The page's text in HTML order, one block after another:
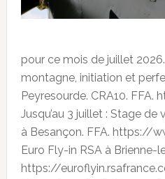
pour ce mois de juillet
montagne, initiation et
Peyresourde. CRA10.
Jusqu’au 3 juillet : Stage
à Besançon. FFA. https://
Euro Fly-in RSA à Brienne-
https://